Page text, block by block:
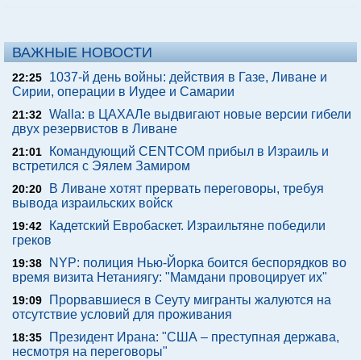
ВАЖНЫЕ НОВОСТИ
22:25
1037-й день войны: действия в Газе, Ливане и
Сирии, операции в Иудее и Самарии
21:32 Walla: в ЦАХАЛе выдвигают новые версии гибели
двух резервистов в Ливане
21:01
Командующий CENTCOM прибыл в Израиль и
встретился с Эялем Замиром
20:20
В Ливане хотят прервать переговоры, требуя
вывода израильских войск
19:42
Кадетский Евробаскет. Израильтяне победили
греков
19:38
NYP: полиция Нью-Йорка боится беспорядков во
время визита Нетаниягу: "Мамдани провоцирует их"
19:09
Прорвавшиеся в Сеуту мигранты жалуются на
отсутствие условий для проживания
18:35
Президент Ирана: "США – преступная держава,
несмотря на переговоры"